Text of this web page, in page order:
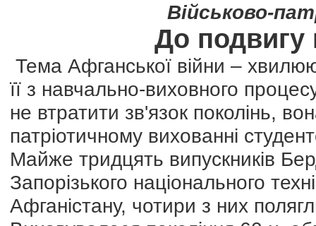
Військово-
До подвигу
Тема Афганської війни –
її з навчально-виховного
не втратити зв'язок поколінь,
патріотичному вихованні
Майже тридцять випускників
Запорізького національного
Афганістану, чотири з них